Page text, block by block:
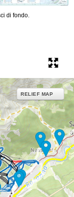
di fondo.
RELIEF MAP